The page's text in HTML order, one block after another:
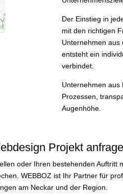
Der Einstieg in
mit den richtigen
Unternehmen aus
entsteht ein
verbindet.
Unternehmen aus
Prozessen,
Augenhöhe.
Projekt
oder Ihren bestehenden Auftritt
WEBBOZ ist Ihr Partner für
am Neckar und der Region.